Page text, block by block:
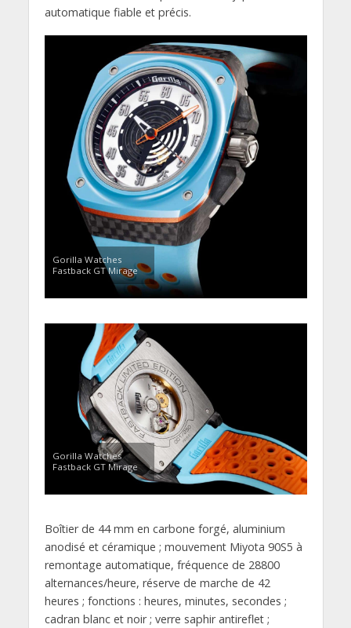
automatique fiable et précis.
Gorilla Watches
Fastback GT Mirage
Gorilla Watches
Fastback GT Mirage
Boîtier de 44 mm en carbone forgé, aluminium
anodisé et céramique ; mouvement Miyota 90S5 à
remontage automatique, fréquence de 28800
alternances/heure, réserve de marche de 42
heures ; fonctions : heures, minutes, secondes ;
cadran blanc et noir ; verre saphir antireflet ;